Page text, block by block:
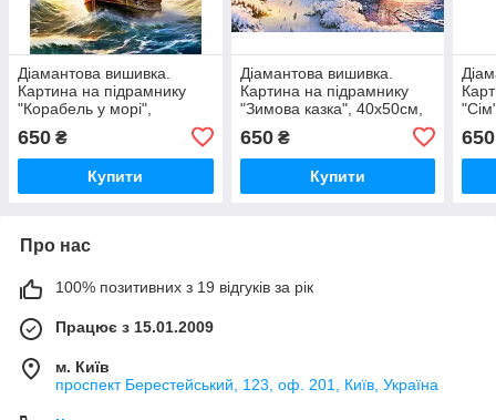
Діамантова вишивка.
Картина на підрамнику
"Корабель у морі",
650 ₴
Купити
Діамантова вишивка.
Картина на підрамнику
"Зимова казка", 40х50см,
650₴
Купити
650
Про нас
100% позитивних з 19 відгуків за рік
Працює з 15.01.2009
м. Київ
проспект Берестейський, 123, оф. 201, Київ, Україна